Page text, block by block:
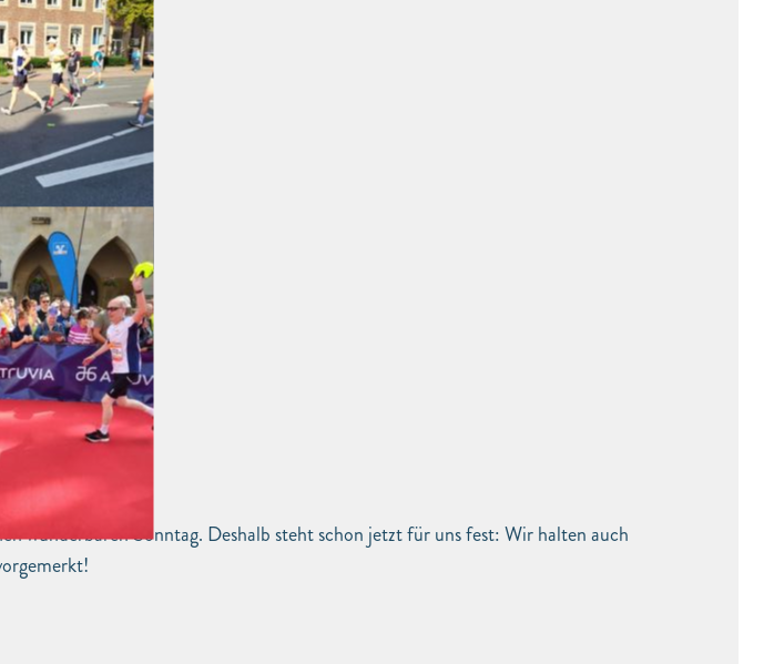
wunderbaren Sonntag. Deshalb steht schon jetzt für uns fest: Wir halten auch